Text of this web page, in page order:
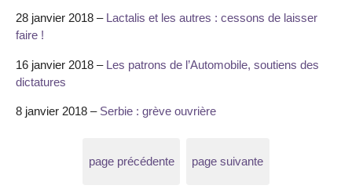
28 janvier 2018 – Lactalis et les autres : cessons de laisser
faire !
16 janvier 2018 – Les patrons de l’Automobile, soutiens des
dictatures
8 janvier 2018 – Serbie : grève ouvrière
page précédente page suivante